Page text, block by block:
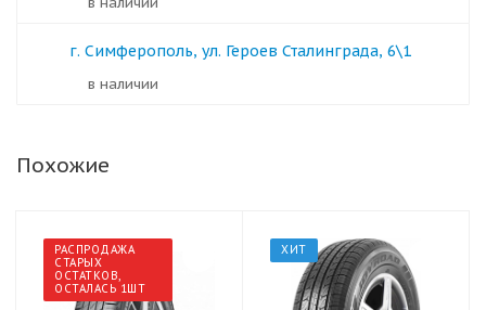
г. Симферополь, ул. Героев Сталинграда, 6\1
в наличии
Похожие
РАСПРОДАЖА
СТАРЫХ
ОСТАТКОВ,
ОСТАЛАСЬ 1ШТ
ХИТ